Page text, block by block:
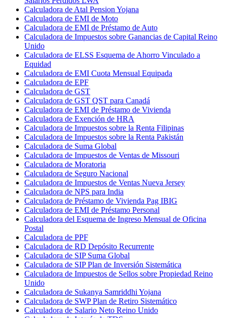
Calculadora de Atal Pension Yojana
Calculadora de EMI de Moto
Calculadora de EMI de Préstamo de Auto
Calculadora de Impuestos sobre Ganancias de Capital Reino
Unido
Calculadora de ELSS Esquema de Ahorro Vinculado a
Equidad
Calculadora de EMI Cuota Mensual Equipada
Calculadora de EPF
Calculadora de GST
Calculadora de GST QST para Canadá
Calculadora de EMI de Préstamo de Vivienda
Calculadora de Exención de HRA
Calculadora de Impuestos sobre la Renta Filipinas
Calculadora de Impuestos sobre la Renta Pakistán
Calculadora de Suma Global
Calculadora de Impuestos de Ventas de Missouri
Calculadora de Moratoria
Calculadora de Seguro Nacional
Calculadora de Impuestos de Ventas Nueva Jersey
Calculadora de NPS para India
Calculadora de Préstamo de Vivienda Pag IBIG
Calculadora de EMI de Préstamo Personal
Calculadora del Esquema de Ingreso Mensual de Oficina
Postal
Calculadora de PPF
Calculadora de RD Depósito Recurrente
Calculadora de SIP Suma Global
Calculadora de SIP Plan de Inversión Sistemática
Calculadora de Impuestos de Sellos sobre Propiedad Reino
Unido
Calculadora de Sukanya Samriddhi Yojana
Calculadora de SWP Plan de Retiro Sistemático
Calculadora de Salario Neto Reino Unido